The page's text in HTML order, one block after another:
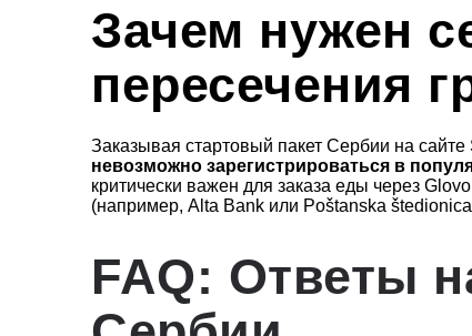
Зачем нужен
пересечения
Заказывая стартовый пакет Сербии на
невозможно зарегистрироваться в
критически важен для заказа еды через
(например, Alta Bank или Poštanska
FAQ: Ответы